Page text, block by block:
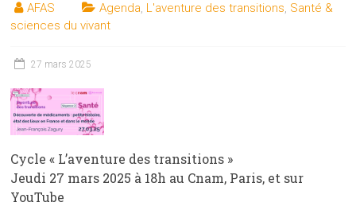
AFAS Agenda, L'aventure des transitions, Santé &
sciences du vivant
27 mars 2025
Cycle « L’aventure des transitions »
Jeudi 27 mars 2025 à 18h au Cnam, Paris, et sur
YouTube